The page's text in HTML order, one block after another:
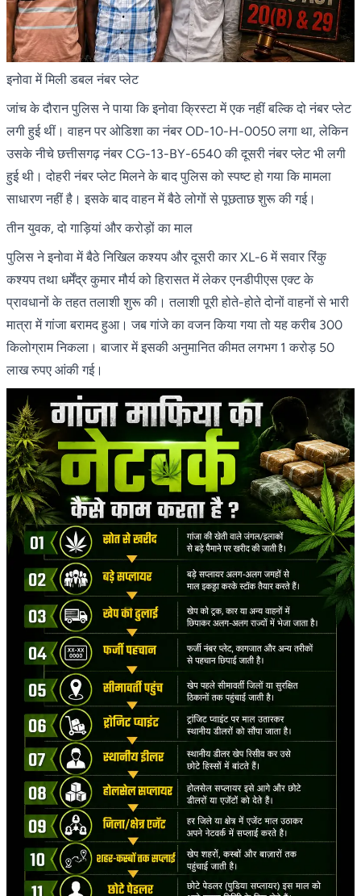
इनोवा में मिली डबल नंबर प्लेट
जांच के दौरान पुलिस ने पाया कि इनोवा क्रिस्टा में एक नहीं बल्कि दो नंबर प्लेट
लगी हुई थीं। वाहन पर ओडिशा का नंबर OD-10-H-0050 लगा था, लेकिन
उसके नीचे छत्तीसगढ़ नंबर CG-13-BY-6540 की दूसरी नंबर प्लेट भी लगी
हुई थी। दोहरी नंबर प्लेट मिलने के बाद पुलिस को स्पष्ट हो गया कि मामला
साधारण नहीं है। इसके बाद वाहन में बैठे लोगों से पूछताछ शुरू की गई।
तीन युवक, दो गाड़ियां और करोड़ों का माल
पुलिस ने इनोवा में बैठे निखिल कश्यप और दूसरी कार XL-6 में सवार रिंकु
कश्यप तथा धर्मेंद्र कुमार मौर्य को हिरासत में लेकर एनडीपीएस एक्ट के
प्रावधानों के तहत तलाशी शुरू की। तलाशी पूरी होते-होते दोनों वाहनों से भारी
मात्रा में गांजा बरामद हुआ। जब गांजे का वजन किया गया तो यह करीब 300
किलोग्राम निकला। बाजार में इसकी अनुमानित कीमत लगभग 1 करोड़ 50
लाख रुपए आंकी गई।